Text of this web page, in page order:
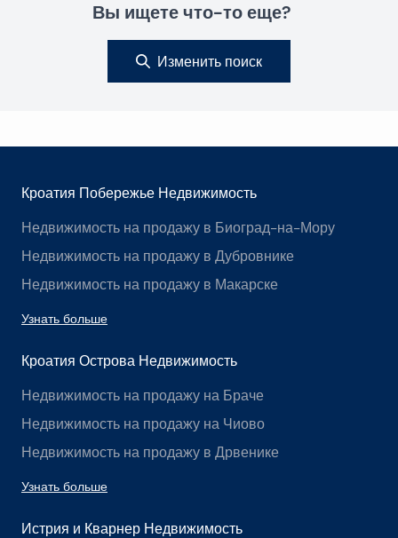
Вы ищете что-то еще?
Изменить поиск
Кроатия Побережье Недвижимость
Недвижимость на продажу в Биоград-на-Мору
Недвижимость на продажу в Дубровнике
Недвижимость на продажу в Макарске
Узнать больше
Кроатия Острова Недвижимость
Недвижимость на продажу на Браче
Недвижимость на продажу на Чиово
Недвижимость на продажу в Дрвенике
Узнать больше
Истрия и Кварнер Недвижимость